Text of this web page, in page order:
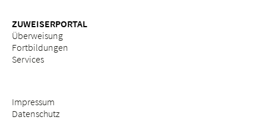
ZUWEISERPORTAL
Überweisung
Fortbildungen
Services
Impressum
Datenschutz